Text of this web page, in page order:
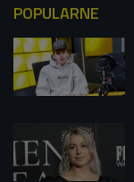
POPULARNE